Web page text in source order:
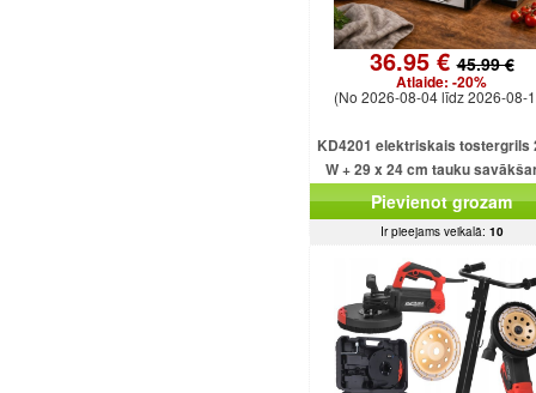
36.95 €45.99 €
Atlaide: -20%
(No 2026-08-04 līdz 2026-08-
KD4201 elektriskais tostergrils
W + 29 x 24 cm tauku
paplāte
Pievienot grozam
Ir pieejams veikalā: 10